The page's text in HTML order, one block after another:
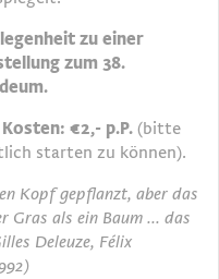
zu einer
zum 38.
€2,- p.P.(bitte
starten zu können).
Kopf gepflanzt, aber das
Gras als ein Baum ... das
Deleuze, Félix